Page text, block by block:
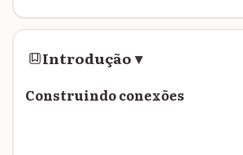
Introdução▾
Construindo conexões